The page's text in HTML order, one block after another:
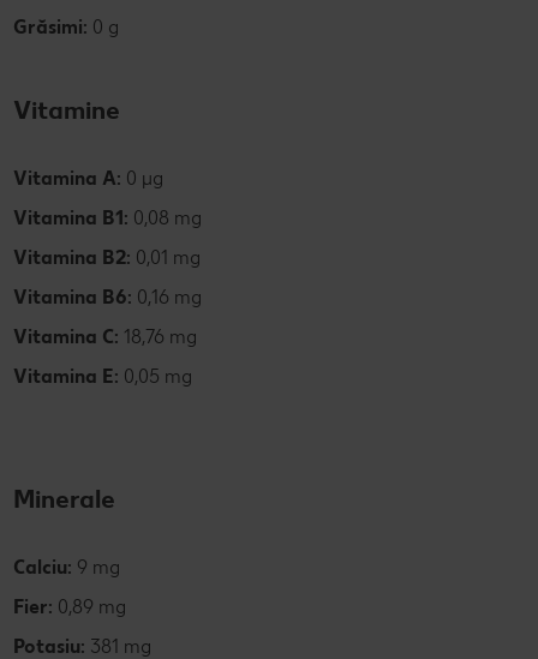
Grăsimi: 0 g
Vitamine
Vitamina A: 0 µg
Vitamina B1: 0,08 mg
Vitamina B2: 0,01 mg
Vitamina B6: 0,16 mg
Vitamina C: 18,76 mg
Vitamina E: 0,05 mg
Minerale
Calciu: 9 mg
Fier: 0,89 mg
Potasiu: 381 mg